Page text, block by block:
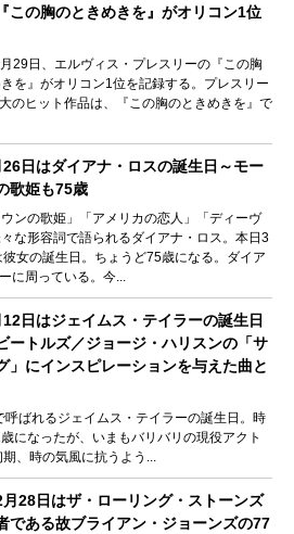
この胸のときめきを』がオリコン1位
29日、エルヴィス・プレスリーの『この胸
を』がオリコン1位を記録する。プレスリー
のヒット作品は、『この胸のときめきを』で
日はダイアナ・ロスの誕生日～モー
歌姫も75歳
ウンの歌姫」「アメリカの恋人」「ディーヴ
な形容詞で語られるダイアナ・ロス。本日3
彼女の誕生日。ちょうど75歳になる。ダイア
に周っている。今...
日はジェイムス・テイラーの誕生日
ートルズ／ジョージ・ハリスンの「サ
」にインスピレーションを与えた曲と
呼ばれるジェイムス・テイラーの誕生日。時
になったが、いまもバリバリの現役アクト
、時の気風に抗うよう...
28日はザ・ローリング・ストーンズ
である故ブライアン・ジョーンズの77